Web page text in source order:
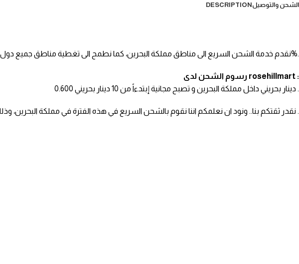
DESCRIPTIONالشحن والتوصيل
نقدم خدمة الشحن السريع الى مناطق مملكة البحرين، كما نطمح الى تغطية مناطق جميع دول مجلس التعاون الخليجي قريباً . مع العلم أن كل الأسعار شاملة الضريبة على القيمة المضافة 5%.
رسوم الشحن لدى rosehillmart :
0.600 دينار بحريني داخل مملكة البحرين و تصبح مجانية إبتدءاً من 10 دينار بحريني .
نقدر ثقتكم بنا.. ونود ان نعلمكم اننا نقوم بالشحن السريع في هذه الفترة في مملكة البحرين، وذلك ضمن خطة تحسين خدماتنا، نعمل على تغطية كافة المناطق في كافة دول الخليج العربي قريباً، شكراً لتفهمكم .